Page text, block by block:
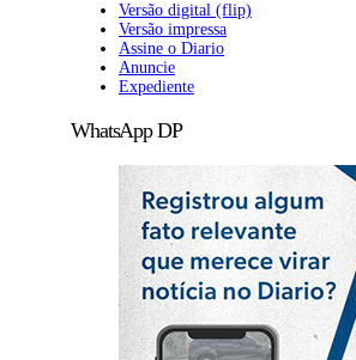
Versão digital (flip)
Versão impressa
Assine o Diario
Anuncie
Expediente
WhatsApp DP